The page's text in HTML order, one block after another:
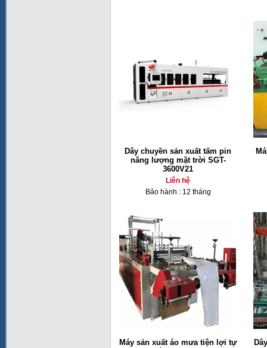
Dây chuyền sản xuất tấm pin
năng lượng mặt trời SGT-
3600V21
Liên hệ
Bảo hành : 12 tháng
Máy sản xuất áo mưa tiện lợi tự